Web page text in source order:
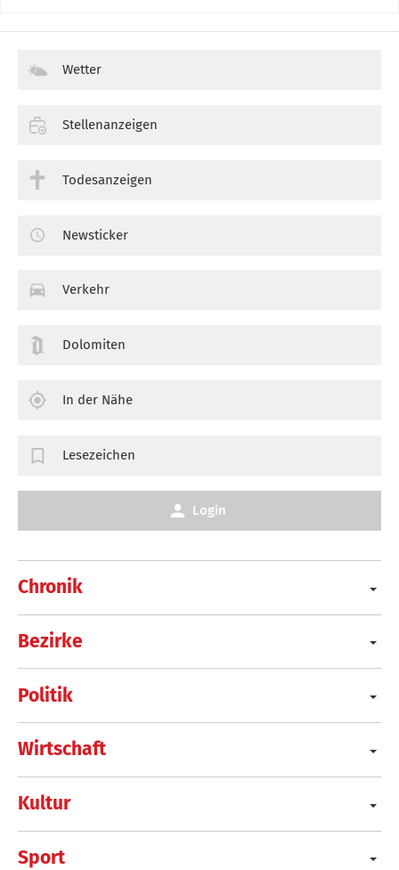
Chronik
Bezirke
Politik
Wirtschaft
Kultur
Sport
Wetter
Stellenanzeigen
Todesanzeigen
Newsticker
Verkehr
Dolomiten
In der Nähe
Lesezeichen
Login